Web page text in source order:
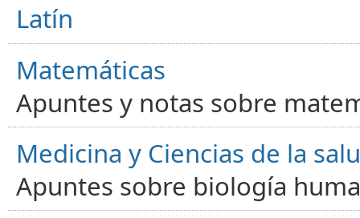
Latín
Matemáticas
Apuntes y notas sobre
Medicina y Ciencias de la
Apuntes sobre biología